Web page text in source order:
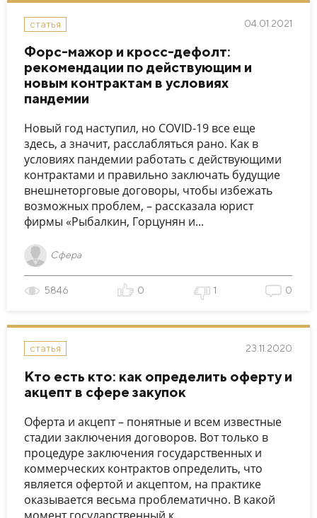
статья 04.01.2021
Форс-мажор и кросс-дефолт:
рекомендации по действующим и
новым контрактам в условиях
пандемии
Новый год наступил, но COVID-19 все еще
здесь, а значит, расслабляться рано. Как в
условиях пандемии работать с действующими
контрактами и правильно заключать будущие
внешнеторговые договоры, чтобы избежать
возможных проблем, – рассказала юрист
фирмы «Рыбалкин, Горцунян и...
Сфера
5846 0 1 0
статья 23.11.2020
Кто есть кто: как определить оферту и
акцепт в сфере закупок
Оферта и акцепт – понятные и всем известные
стадии заключения договоров. Вот только в
процедуре заключения государственных и
коммерческих контрактов определить, что
является офертой и акцептом, на практике
оказывается весьма проблематично. В какой